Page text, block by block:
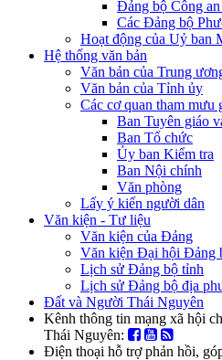
Đảng bộ Công
Các Đảng bộ
Hoạt động của Uỷ ban
Hệ thống văn bản
Văn bản của Trung
Văn bản của Tỉnh ủy
Các cơ quan tham mưu
Ban Tuyên giáo
Ban Tổ chức
Ủy ban Kiểm tra
Ban Nội chính
Văn phòng
Lấy ý kiến người dân
Văn kiện - Tư liệu
Văn kiện của Đảng
Văn kiện Đại hội Đảng
Lịch sử Đảng bộ tỉnh
Lịch sử Đảng bộ địa
Đất và Người Thái Nguyên
Kênh thông tin mạng xã hội
Thái Nguyên:
Điện thoại hỗ trợ phản hồi,